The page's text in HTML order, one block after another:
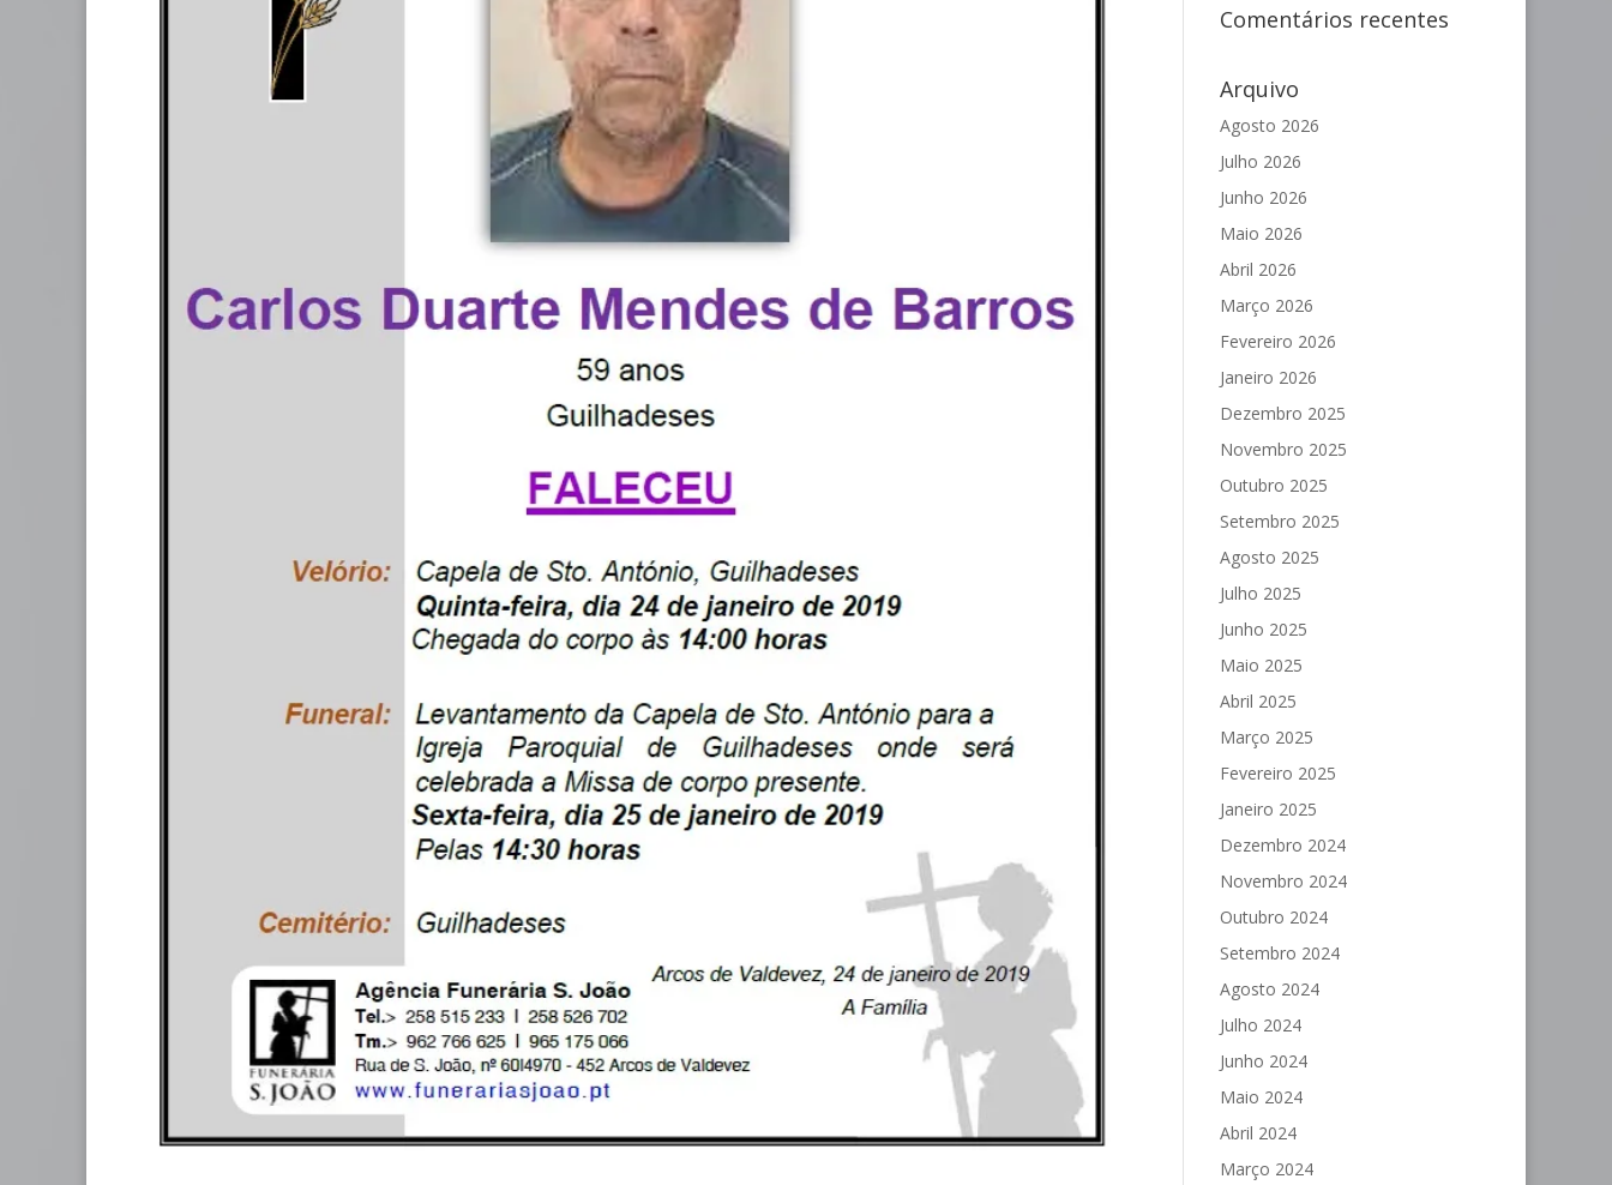
Comentários recentes
Arquivo
Agosto 2026
Julho 2026
Junho 2026
Maio 2026
Abril 2026
Março 2026
Fevereiro 2026
Janeiro 2026
Dezembro 2025
Novembro 2025
Outubro 2025
Setembro 2025
Agosto 2025
Julho 2025
Junho 2025
Maio 2025
Abril 2025
Março 2025
Fevereiro 2025
Janeiro 2025
Dezembro 2024
Novembro 2024
Outubro 2024
Setembro 2024
Agosto 2024
Julho 2024
Junho 2024
Maio 2024
Abril 2024
Março 2024